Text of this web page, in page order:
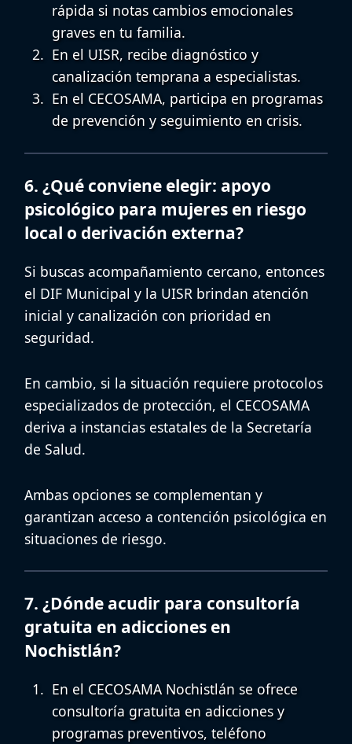
rápida si notas cambios emocionales
graves en tu familia.
En el UISR, recibe diagnóstico y
canalización temprana a especialistas.
En el CECOSAMA, participa en programas
de prevención y seguimiento en crisis.
6. ¿Qué conviene elegir: apoyo
psicológico para mujeres en riesgo
local o derivación externa?
Si buscas acompañamiento cercano, entonces
el DIF Municipal y la UISR brindan atención
inicial y canalización con prioridad en
seguridad.
En cambio, si la situación requiere protocolos
especializados de protección, el CECOSAMA
deriva a instancias estatales de la Secretaría
de Salud.
Ambas opciones se complementan y
garantizan acceso a contención psicológica en
situaciones de riesgo.
7. ¿Dónde acudir para consultoría
gratuita en adicciones en
Nochistlán?
En el CECOSAMA Nochistlán se ofrece
consultoría gratuita en adicciones y
programas preventivos, teléfono